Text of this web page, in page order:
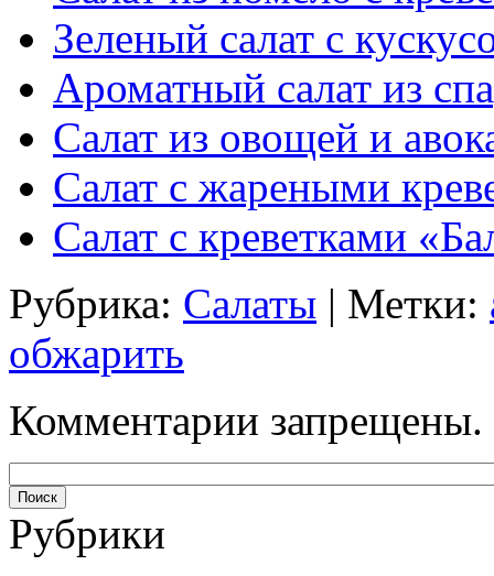
Зеленый салат с
Ароматный салат из
Салат из овощей и
Салат с жареными
Салат с креветками
Рубрика: Салаты | Метки:
обжарить
Комментарии запрещены.
Рубрики